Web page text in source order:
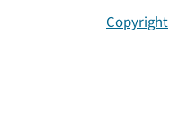
Copyright